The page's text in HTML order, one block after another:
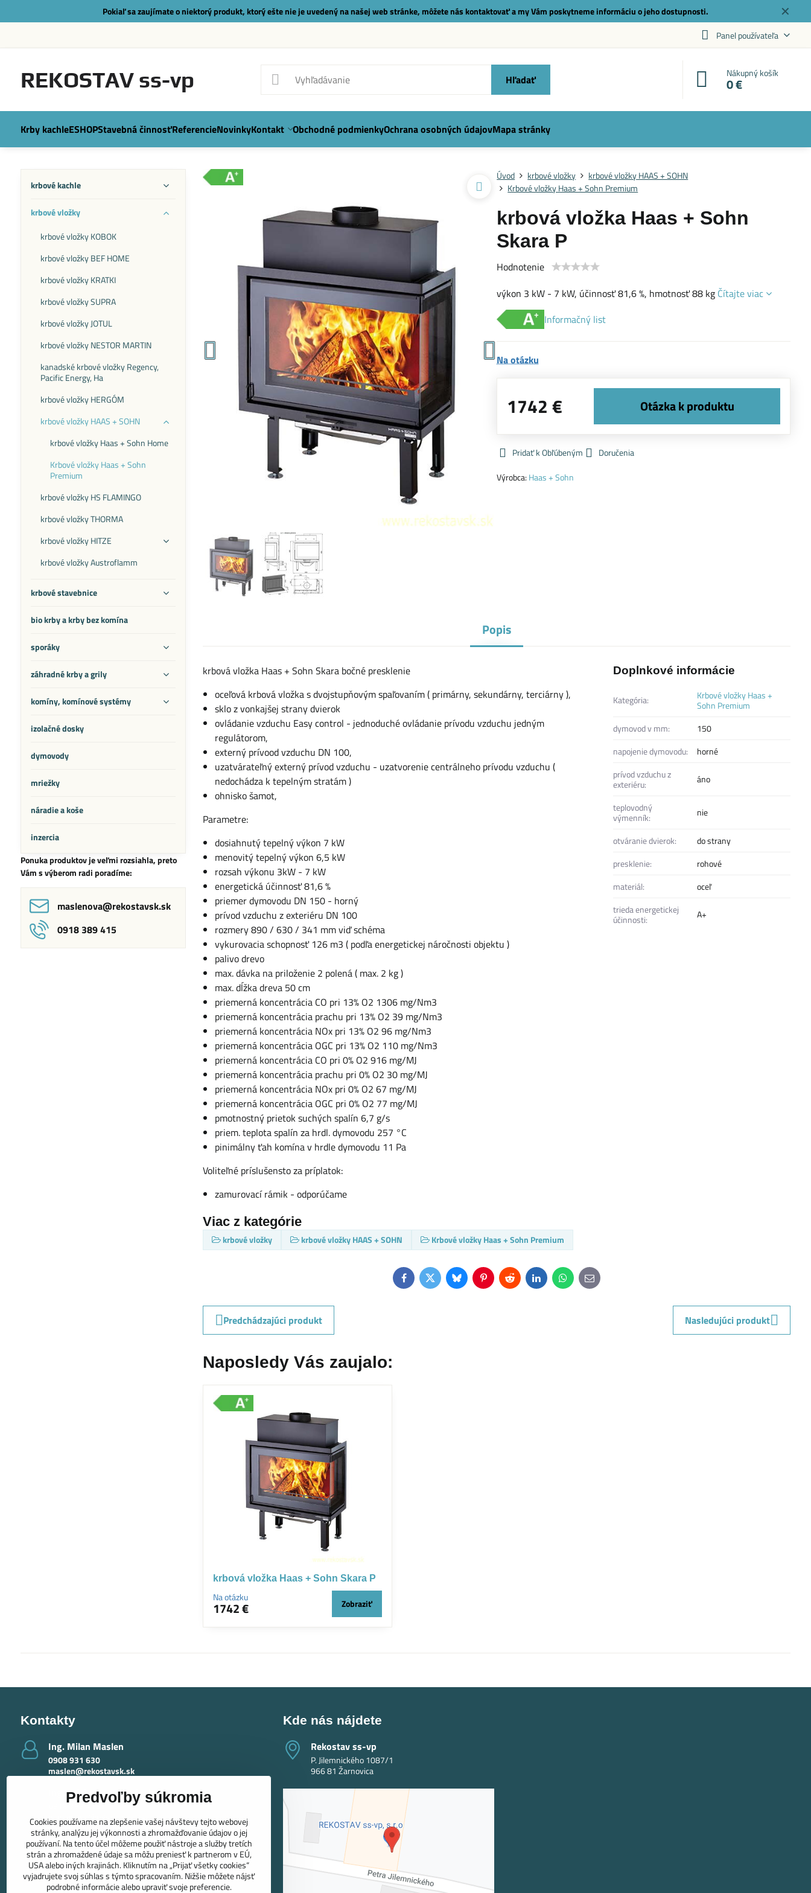
✕
Pokiaľ sa zaujímate o niektorý produkt, ktorý ešte nie je uvedený na našej web stránke, môžete nás kontaktovaťa my Vám poskytneme informáciu o jeho dostupnosti.
Panel používateľa
REKOSTAV ss-vp Hľadať Nákupný košík
0 €
Krby kachleESHOPStavebná činnosťReferencieNovinkyKontakt Obchodné podmienkyOchrana osobných údajovMapa stránky
Úvod krbové vložky
krbové vložky HAAS + SOHN
Krbové vložky Haas + Sohn Premium
krbová vložka Haas + Sohn
Skara P
Hodnotenie
výkon 3 kW - 7 kW, účinnosť 81,6 %, hmotnosť 88 kg Čítajte viac
Informačný list
Na otázku
1742 €
Pridať k Obľúbeným
Doručenia
Výrobca: Haas + Sohn
Popis
krbová vložka Haas + Sohn Skara bočné presklenie
oceľová krbová vložka s dvojstupňovým spaľovaním ( primárny, sekundárny, terciárny ),
sklo z vonkajšej strany dvierok
ovládanie vzduchu Easy control - jednoduché ovládanie prívodu vzduchu jedným
regulátorom,
externý prívood vzduchu DN 100,
uzatvárateľný externý prívod vzduchu - uzatvorenie centrálneho prívodu vzduchu (
nedochádza k tepelným stratám )
ohnisko šamot,
Parametre:
dosiahnutý tepelný výkon 7 kW
menovitý tepelný výkon 6,5 kW
rozsah výkonu 3kW - 7 kW
energetická účinnosť 81,6 %
priemer dymovodu DN 150 - horný
prívod vzduchu z exteriéru DN 100
rozmery 890 / 630 / 341 mm viď schéma
vykurovacia schopnosť 126 m3 ( podľa energetickej náročnosti objektu )
palivo drevo
max. dávka na priloženie 2 polená ( max. 2 kg )
max. dĺžka dreva 50 cm
priemerná koncentrácia CO pri 13% O2 1306 mg/Nm3
priemerná koncentrácia prachu pri 13% O2 39 mg/Nm3
priemerná koncentrácia NOx pri 13% O2 96 mg/Nm3
priemerná koncentrácia OGC pri 13% O2 110 mg/Nm3
priemerná koncentrácia CO pri 0% O2 916 mg/MJ
priemerná koncentrácia prachu pri 0% O2 30 mg/MJ
priemerná koncentrácia NOx pri 0% O2 67 mg/MJ
priemerná koncentrácia OGC pri 0% O2 77 mg/MJ
pmotnostný prietok suchých spalín 6,7 g/s
priem. teplota spalín za hrdl. dymovodu 257 °C
pinimálny ťah komína v hrdle dymovodu 11 Pa
Voliteľné príslušensto za príplatok:
zamurovací rámik - odporúčame
Viac z kategórie
krbové vložky krbové vložky HAAS + SOHN Krbové vložky Haas + Sohn Premium
Doplnkové informácie
Kategória:
Krbové vložky Haas +
Sohn Premium
dymovod v mm:
150
napojenie dymovodu:
horné
prívod vzduchu z
exteriéru:
áno
teplovodný
výmenník:
nie
otváranie dvierok:
do strany
presklenie:
rohové
materiál:
oceľ
trieda energetickej
účinnosti:
A+
FacebookTwitterBlueskyPinterestRedditLinkedInWhatsApp
E-
mail
Predchádzajúci produkt
Nasledujúci produkt
Naposledy Vás zaujalo:
krbová vložka Haas + Sohn Skara P
Na otázku
1742 € Zobraziť
krbové kachle
krbové vložky
krbové vložky KOBOK
krbové vložky BEF HOME
krbové vložky KRATKI
krbové vložky SUPRA
krbové vložky JOTUL
krbové vložky NESTOR MARTIN
kanadské krbové vložky Regency,
Pacific Energy, Ha
krbové vložky HERGÓM
krbové vložky HAAS + SOHN
krbové vložky Haas + Sohn Home
Krbové vložky Haas + Sohn
Premium
krbové vložky HS FLAMINGO
krbové vložky THORMA
krbové vložky HITZE
krbové vložky Austroflamm
krbové stavebnice
bio krby a krby bez komína
sporáky
záhradné krby a grily
komíny, komínové systémy
izolačné dosky
dymovody
mriežky
náradie a koše
inzercia
Ponuka produktov je veľmi rozsiahla, preto
Vám s výberom radi poradíme:
maslenova​@rekostavsk​.sk
0918 389 415
Kontakty
Ing​. Milan Maslen
0908 931 630
maslen@rekostavsk.sk
Ing​. Mária Maslenová - krby
0918 389 415
maslenova@rekostavsk.sk
Kde nás nájdete
Rekostav ss-vp
P. Jilemnického 1087/1
966 81 Žarnovica
Predvoľby súkromia
Cookies používame na zlepšenie vašej návštevy tejto webovej
stránky, analýzu jej výkonnosti a zhromažďovanie údajov o jej
používaní. Na tento účel môžeme použiť nástroje a služby tretích
strán a zhromaždené údaje sa môžu preniesť k partnerom v EÚ,
USA alebo iných krajinách. Kliknutím na „Prijať všetky cookies“
vyjadrujete svoj súhlas s týmto spracovaním. Nižšie môžete nájsť
podrobné informácie alebo upraviť svoje preferencie.